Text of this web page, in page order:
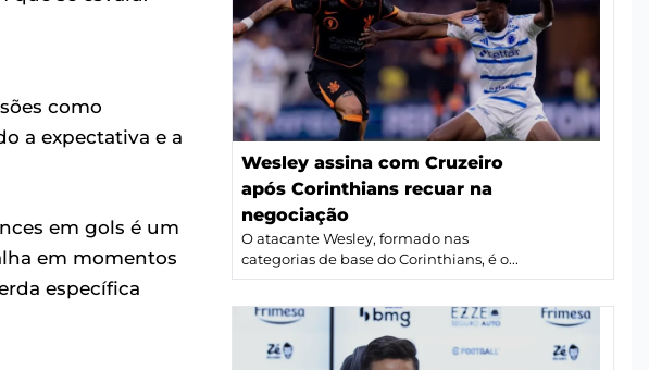
como
a expectativa e a
em gols é um
em momentos
específica
Wesley assina com Cruzeiro
após Corinthians recuar na
negociação
O atacante Wesley, formado nas
categorias de base do Corinthians, é o...